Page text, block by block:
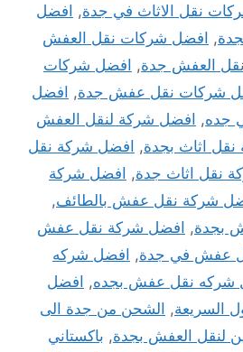
نقل الاثاث في جدة, افضل
, افضل شركات نقل العفش
العفش جدة, افضل شركات
شركات نقل عفش جدة, افضل
جده, افضل شركة لنقل العفش
اثاث بجدة, افضل شركة نقل
نقل اثاث جدة, افضل شركة
شركة نقل عفش بالطائف,
بجدة, افضل شركة نقل عفش
عفش في جدة, افضل شركه
شركه نقل عفش بجده, افضل
السريعة, الشحن من جدة الى
لنقل العفش بجدة, باكستاني